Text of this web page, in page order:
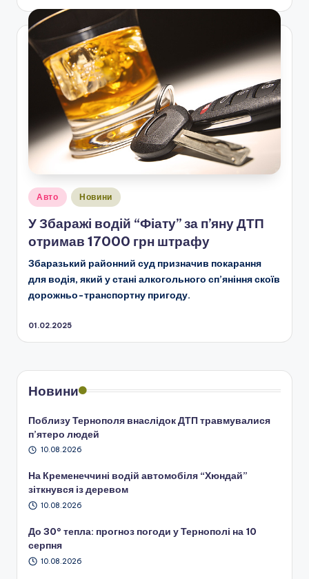
Опубліковано
Авто Новини
У Збаражі водій “Фіату” за п’яну ДТП
отримав 17000 грн штрафу
Збаразький районний суд призначив покарання
для водія, який у стані алкогольного сп’яніння скоїв
дорожньо-транспортну пригоду.
01.02.2025
Новини
Поблизу Тернополя внаслідок ДТП травмувалися
п’ятеро людей
10.08.2026
На Кременеччині водій автомобіля “Хюндай”
зіткнувся із деревом
10.08.2026
До 30° тепла: прогноз погоди у Тернополі на 10
серпня
10.08.2026